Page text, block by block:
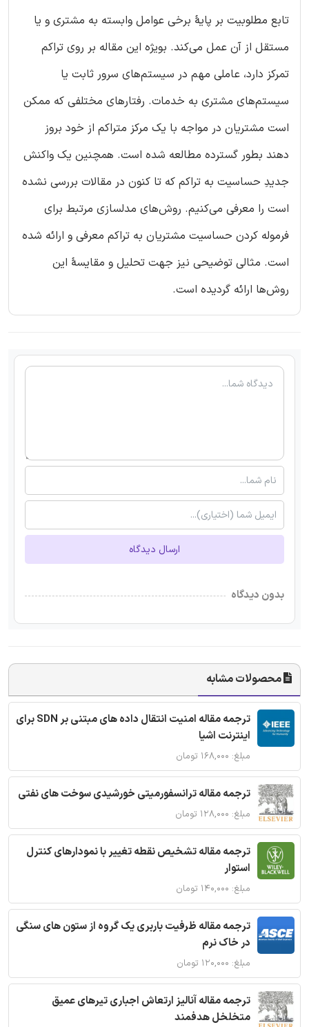
تابع مطلوبیت بر پایۀ برخی عوامل وابسته به مشتری و یا
مستقل از آن عمل می‌کند. بویژه این مقاله بر روی تراکم
تمرکز دارد، عاملی مهم در سیستم‌های سرور ثابت یا
سیستم‌های مشتری به خدمات. رفتارهای مختلفی که ممکن
است مشتریان در مواجه با یک مرکز متراکم از خود بروز
دهند بطور گسترده مطالعه شده است. همچنین یک واکنش
جدیدِ حساسیت به تراکم که تا کنون در مقالات بررسی نشده
است را معرفی می‌کنیم. روش‌های مدلسازی مرتبط برای
فرموله کردن حساسیت مشتریان به تراکم معرفی و ارائه شده
است. مثالی توضیحی نیز جهت تحلیل و مقایسۀ این
روش‌ها ارائه گردیده است.
ارسال دیدگاه
بدون دیدگاه
محصولات مشابه
ترجمه مقاله امنیت انتقال داده های مبتنی بر SDN برای
اینترنت اشیا
مبلغ: ۱۶۸,۰۰۰ تومان
ترجمه مقاله ترانسفورمیتی خورشیدی سوخت های نفتی
مبلغ: ۱۲۸,۰۰۰ تومان
ترجمه مقاله تشخیص نقطه تغییر با نمودارهای کنترل
استوار
مبلغ: ۱۴۰,۰۰۰ تومان
ترجمه مقاله ظرفیت باربری یک گروه از ستون های سنگی
در خاک نرم
مبلغ: ۱۲۰,۰۰۰ تومان
ترجمه مقاله آنالیز ارتعاش اجباری تیرهای عمیق
متخلخل هدفمند